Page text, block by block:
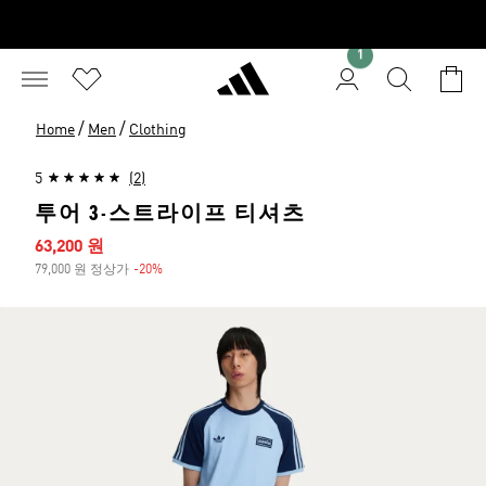
1
Home / Men / Clothing
5 (2)
투어 3-스트라이프 티셔츠
세일 가격
63,200 원
79,000 원 정상가 -20%